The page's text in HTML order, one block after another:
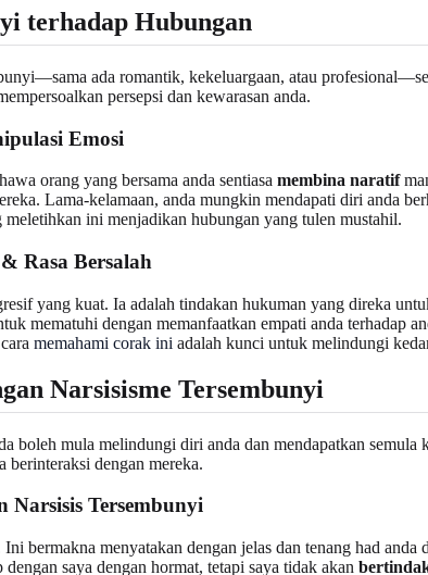
terhadap Hubungan
ada romantik, kekeluargaan, atau
persepsi dan kewarasan anda.
Emosi
orang yang bersama anda sentiasa membina naratif
Lama-kelamaan, anda mungkin mendapati diri anda
ini menjadikan hubungan yang tulen mustahil.
Rasa Bersalah
yang kuat. Ia adalah tindakan hukuman yang direka
mematuhi dengan memanfaatkan empati anda
memahami corak ini adalah kunci untuk melindungi
Narsisisme Tersembunyi
boleh mula melindungi diri anda dan mendapatkan semula
berinteraksi dengan mereka.
Narsisis Tersembunyi
bermakna menyatakan dengan jelas dan tenang had
saya dengan hormat, tetapi saya tidak akan